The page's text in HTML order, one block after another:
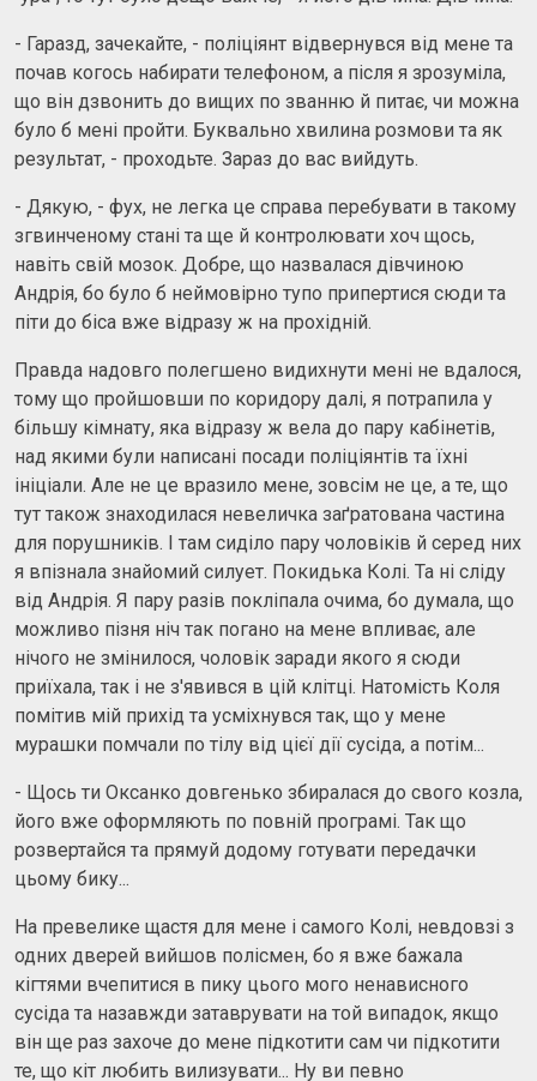
- Гаразд, зачекайте, - поліціянт відвернувся від мене та
почав когось набирати телефоном, а після я зрозуміла,
що він дзвонить до вищих по званню й питає, чи можна
було б мені пройти. Буквально хвилина розмови та як
результат, - проходьте. Зараз до вас вийдуть.
- Дякую, - фух, не легка це справа перебувати в такому
згвинченому стані та ще й контролювати хоч щось,
навіть свій мозок. Добре, що назвалася дівчиною
Андрія, бо було б неймовірно тупо припертися сюди та
піти до біса вже відразу ж на прохідній.
Правда надовго полегшено видихнути мені не вдалося,
тому що пройшовши по коридору далі, я потрапила у
більшу кімнату, яка відразу ж вела до пару кабінетів,
над якими були написані посади поліціянтів та їхні
ініціали. Але не це вразило мене, зовсім не це, а те, що
тут також знаходилася невеличка заґратована частина
для порушників. І там сиділо пару чоловіків й серед них
я впізнала знайомий силует. Покидька Колі. Та ні сліду
від Андрія. Я пару разів покліпала очима, бо думала, що
можливо пізня ніч так погано на мене впливає, але
нічого не змінилося, чоловік заради якого я сюди
приїхала, так і не з'явився в цій клітці. Натомість Коля
помітив мій прихід та усміхнувся так, що у мене
мурашки помчали по тілу від цієї дії сусіда, а потім...
- Щось ти Оксанко довгенько збиралася до свого козла,
його вже оформляють по повній програмі. Так що
розвертайся та прямуй додому готувати передачки
цьому бику...
На превелике щастя для мене і самого Колі, невдовзі з
одних дверей вийшов полісмен, бо я вже бажала
кігтями вчепитися в пику цього мого ненависного
сусіда та назавжди затаврувати на той випадок, якщо
він ще раз захоче до мене підкотити сам чи підкотити
те, що кіт любить вилизувати... Ну ви певно